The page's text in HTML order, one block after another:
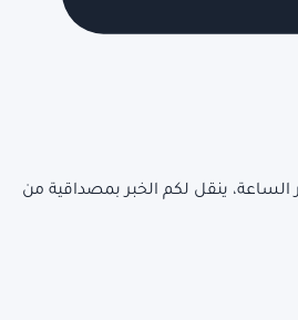
الساعة، ينقل لكم الخبر بمصداقية من